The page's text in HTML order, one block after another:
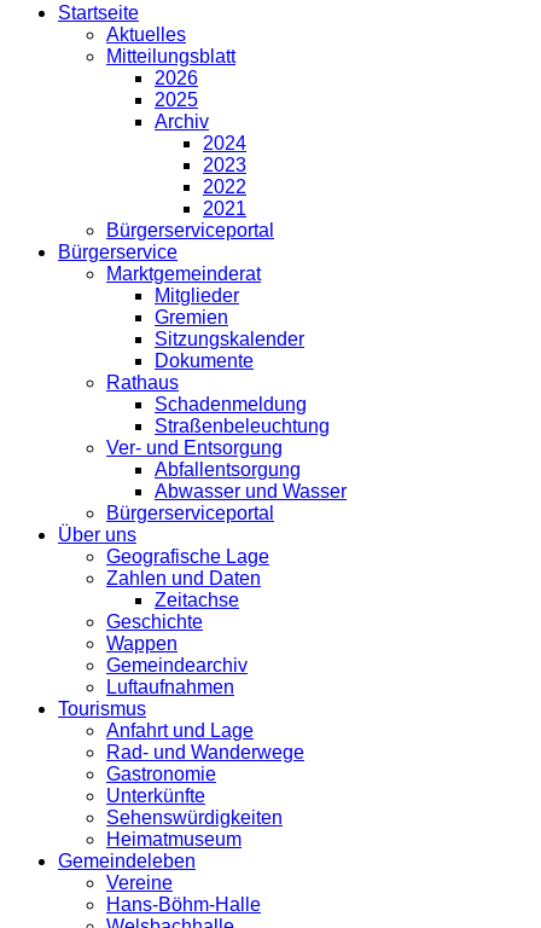
Startseite
Aktuelles
Mitteilungsblatt
2026
2025
Archiv
2024
2023
2022
2021
Bürgerserviceportal
Bürgerservice
Marktgemeinderat
Mitglieder
Gremien
Sitzungskalender
Dokumente
Rathaus
Schadenmeldung
Straßenbeleuchtung
Ver- und Entsorgung
Abfallentsorgung
Abwasser und Wasser
Bürgerserviceportal
Über uns
Geografische Lage
Zahlen und Daten
Zeitachse
Geschichte
Wappen
Gemeindearchiv
Luftaufnahmen
Tourismus
Anfahrt und Lage
Rad- und Wanderwege
Gastronomie
Unterkünfte
Sehenswürdigkeiten
Heimatmuseum
Gemeindeleben
Vereine
Hans-Böhm-Halle